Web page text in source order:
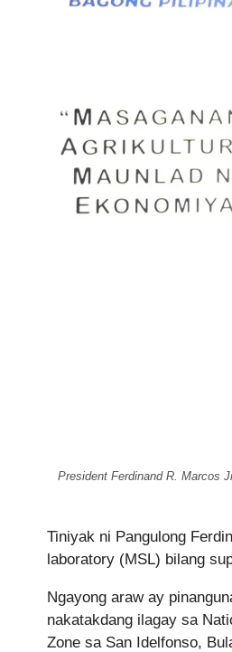
President Ferdinand R. Marcos
Tiniyak ni Pangulong
laboratory (MSL) bilang
Ngayong araw ay
nakatakdang ilagay sa
Zone sa San Idelfonso,